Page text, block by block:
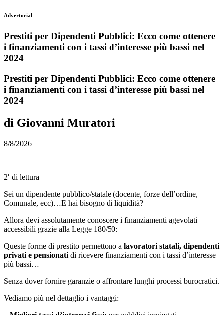
Advertorial
Prestiti per Dipendenti Pubblici: Ecco come ottenere
i finanziamenti con i tassi d’interesse più bassi nel
2024
Prestiti per Dipendenti Pubblici: Ecco come ottenere
i finanziamenti con i tassi d’interesse più bassi nel
2024
di Giovanni Muratori
8/8/2026
2′ di lettura
Sei un dipendente pubblico/statale (docente, forze dell’ordine,
Comunale, ecc)…E hai bisogno di liquidità?
Allora devi assolutamente conoscere i finanziamenti agevolati
accessibili grazie alla Legge 180/50:
Queste forme di prestito permettono a lavoratori statali, dipendenti
privati e pensionatidi ricevere finanziamenti con i tassi d’interesse
più bassi…
Senza dover fornire garanzie o affrontare lunghi processi burocratici.
Vediamo più nel dettaglio i vantaggi: